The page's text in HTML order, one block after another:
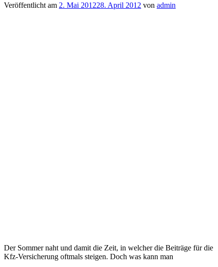
Veröffentlicht am 2. Mai 201228. April 2012 von admin
Der Sommer naht und damit die Zeit, in welcher die Beiträge für die
Kfz-Versicherung oftmals steigen. Doch was kann man